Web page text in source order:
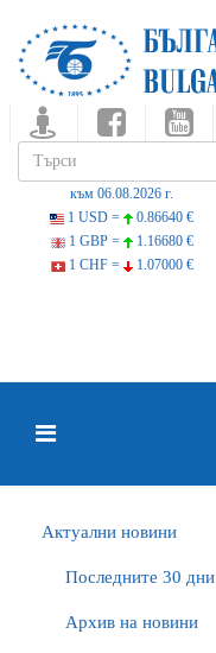
към 06.08.2026 г.
1 USD =
0.86640 €
1 GBP =
1.16680 €
1 CHF =
1.07000 €
Актуални новини
Последните 30 дни
Архив на новини